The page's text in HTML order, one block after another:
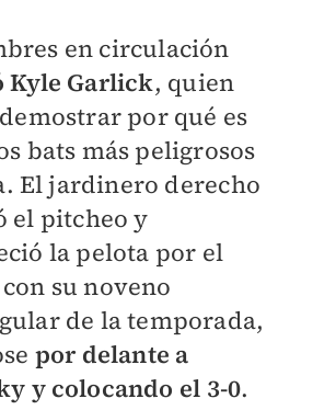
en circulación
Kyle Garlick, quien
por qué es
bats más peligrosos
El jardinero derecho
el pitcheo y
la pelota por el
su noveno
de la temporada,
por delante a
y colocando el 3-0.